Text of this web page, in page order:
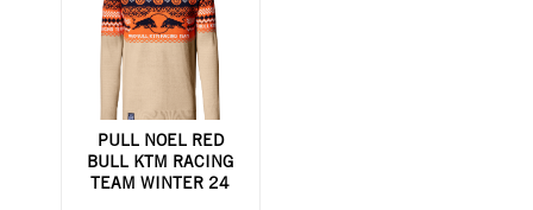
PULL NOEL RED
BULL KTM RACING
TEAM WINTER 24